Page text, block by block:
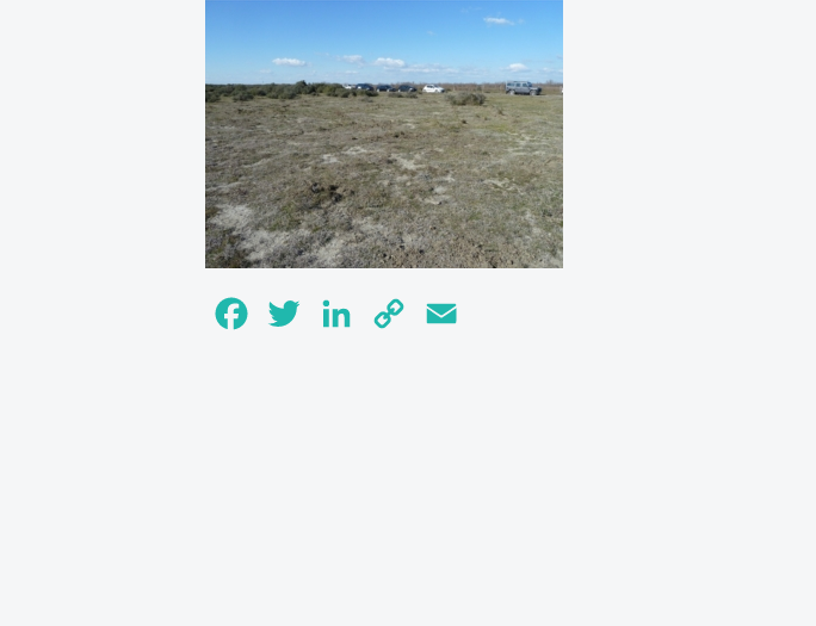
FacebookTwitter LinkedInCopy